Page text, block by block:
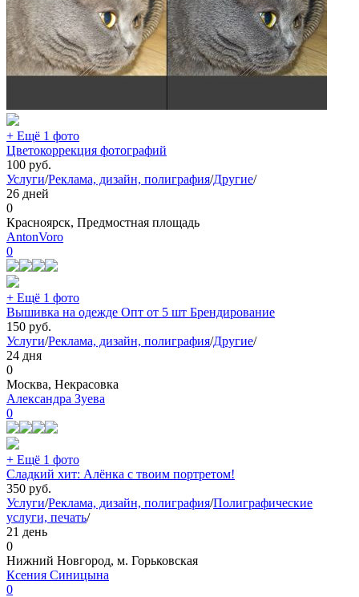
+ Ещё 1 фото
Цветокоррекция фотографий
100 руб.
Услуги/Реклама, дизайн, полиграфия/Другие/
26 дней
0
Красноярск, Предмостная площадь
AntonVoro
0
+ Ещё 1 фото
Вышивка на одежде Опт от 5 шт Брендирование
150 руб.
Услуги/Реклама, дизайн, полиграфия/Другие/
24 дня
0
Москва, Некрасовка
Александра Зуева
0
+ Ещё 1 фото
Сладкий хит: Алёнка с твоим портретом!
350 руб.
Услуги/Реклама, дизайн, полиграфия/Полиграфические
услуги, печать/
21 день
0
Нижний Новгород, м. Горьковская
Ксения Синицына
0